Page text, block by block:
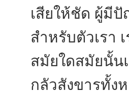
เสียให้ชัด ผู้มี
สำหรับตัวเรา
สมัยใดสมัยนั้น
กลัวสังขารทั้ง